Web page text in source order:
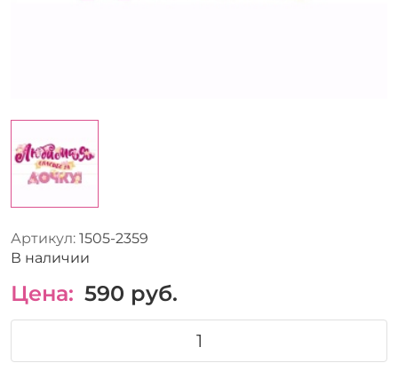
Артикул: 1505-2359
В наличии
Цена: 590 руб.